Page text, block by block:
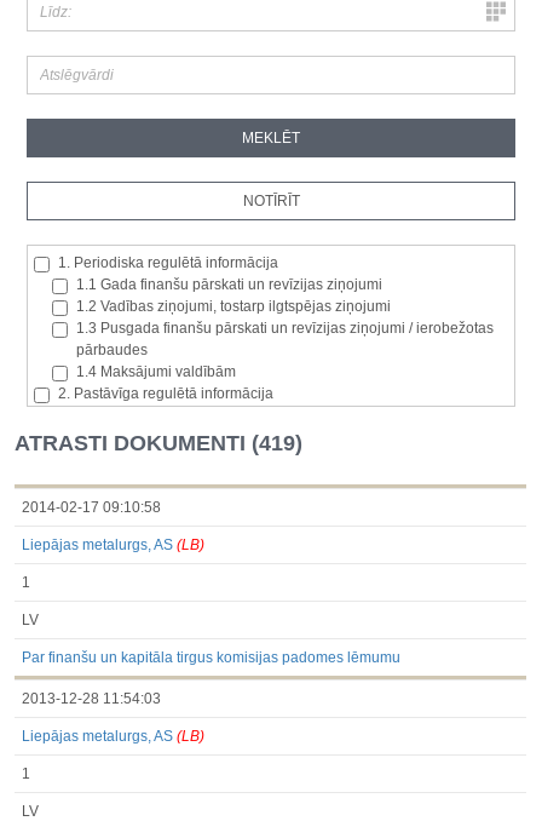
1. Periodiska regulētā informācija
1.1 Gada finanšu pārskati un revīzijas ziņojumi
1.2 Vadības ziņojumi, tostarp ilgtspējas ziņojumi
1.3 Pusgada finanšu pārskati un revīzijas ziņojumi / ierobežotas
pārbaudes
1.4 Maksājumi valdībām
2. Pastāvīga regulētā informācija
2.2. Iekšējā informācija
2.3. Paziņojumi par būtisku akciju paketi
2.4. Emitenta paša akciju iegāde vai atsavināšana
2.5. Balsstiesību kopējais skaits un kapitāls
kategorijām
dalībvalsts tiesību aktiem
Līdz 2017.03.01
Finanšu pārskati
Informācija par akcionāru sapulcēm
ATRASTI DOKUMENTI (419)
2014-02-17 09:10:58
Liepājas metalurgs, AS(LB)
1
LV
Par finanšu un kapitāla tirgus komisijas padomes lēmumu
2013-12-28 11:54:03
Liepājas metalurgs, AS(LB)
1
LV